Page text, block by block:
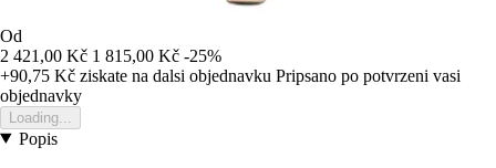
Od
2 421,00 Kč 1 815,00 Kč -25%
+90,75 Kč ziskate na dalsi objednavku Pripsano po potvrzeni vasi
objednavky
Loading...
Popis